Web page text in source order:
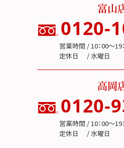
富山
0120-
営業時間 / 10：00～19
定休日 / 水曜日
高岡
0120-
営業時間 / 10：00～19
定休日 / 水曜日